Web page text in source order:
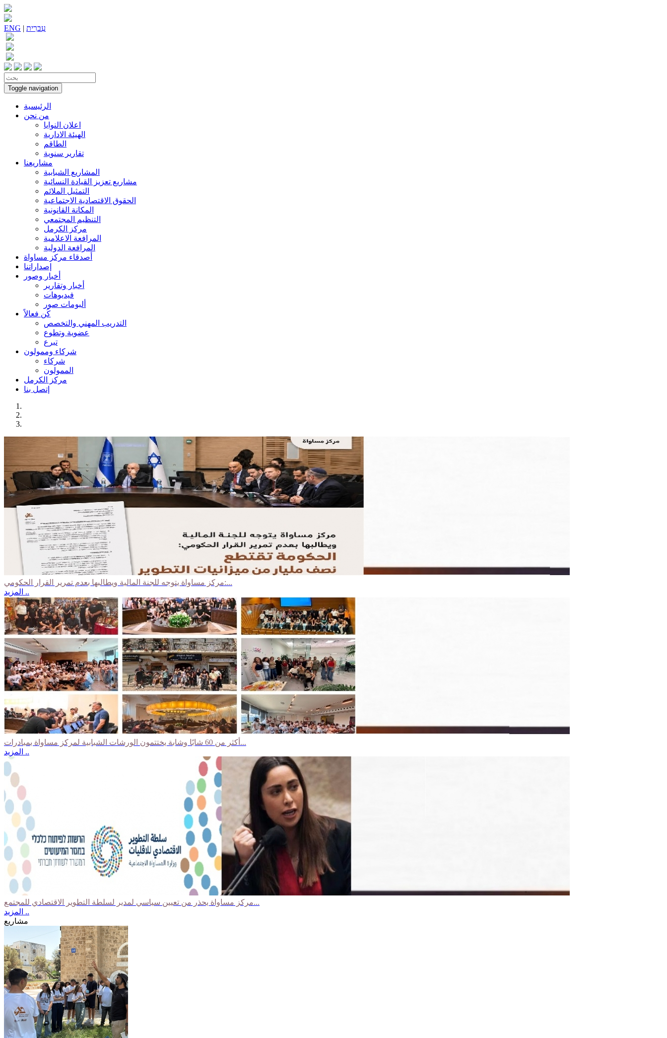
ENG | עִברִית
Toggle navigation
الرئيسية
من نحن
اعلان النوايا
الهيئة الادارية
الطاقم
تقارير سنوية
مشاريعنا
المشاريع الشبابية
مشاريع تعزيز القيادة النسائية
التمثيل الملائم
الحقوق الاقتصادية الاجتماعية
المكانة القانونية
التنظيم المجتمعي
مركز الكرمل
المرافعة الاعلامية
المرافعة الدولية
أصدقاء مركز مساواة
إصداراتنا
أخبار وصور
أخبار وتقارير
فيديوهات
ألبومات صور
كُن فعالاً
التدريب المهني والتخصص
عضوية وتطوع
تبرع
شركاء وممولون
شركاء
الممولون
مركز الكرمل
إتصل بنا
مركز مساواة يتوجه للجنة المالية ويطالبها بعدم تمرير القرار الحكومي:...
المزيد ..
أكثر من 60 شابًا وشابة يختتمون الورشات الشبابية لمركز مساواة بمبادرات...
المزيد ..
مركز مساواة يحذر من تعيين سياسي لمدير لسلطة التطوير الاقتصادي للمجتمع...
المزيد ..
مشاريع